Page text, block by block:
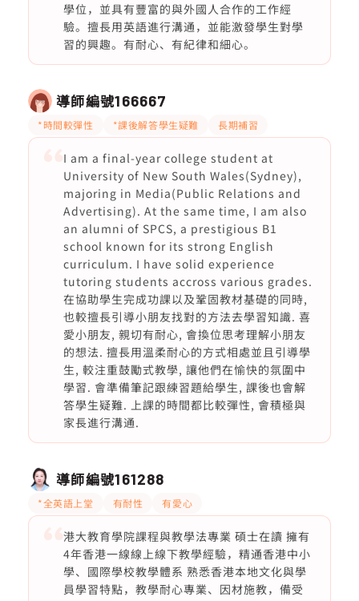
學位，並具有豐富的與外國人合作的工作經
驗。擅長用英語進行溝通，並能激發學生對學
習的興趣。有耐心、有紀律和細心。
導師編號166667
*時間較彈性 *課後解答學生疑難 長期補習
I am a final-year college student at
University of New South Wales(Sydney),
majoring in Media(Public Relations and
Advertising). At the same time, I am also
an alumni of SPCS, a prestigious B1
school known for its strong English
curriculum. I have solid experience
tutoring students accross various grades.
在協助學生完成功課以及鞏固教材基礎的同時,
也較擅長引導小朋友找對的方法去學習知識. 喜
愛小朋友, 親切有耐心, 會換位思考理解小朋友
的想法. 擅長用溫柔耐心的方式相處並且引導學
生, 較注重鼓勵式教學, 讓他們在愉快的氛圍中
學習. 會準備筆記跟練習題給學生, 課後也會解
答學生疑難. 上課的時間都比較彈性, 會積極與
家長進行溝通.
導師編號161288
*全英語上堂 有耐性 有愛心
港大教育學院課程與教學法專業 碩士在讀 擁有
4年香港一線線上線下教學經驗，精通香港中小
學、國際學校教學體系 熟悉香港本地文化與學
員學習特點，教學耐心專業、因材施教，備受